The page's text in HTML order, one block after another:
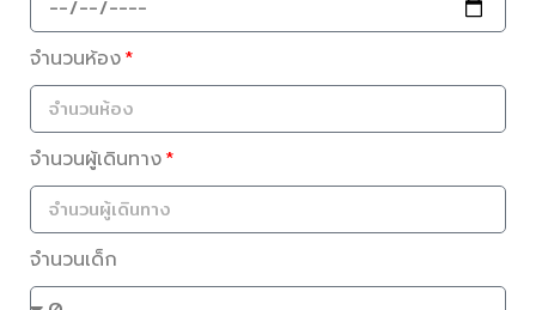
จำนวนห้อง
จำนวนผู้เดินทาง
จำนวนเด็ก